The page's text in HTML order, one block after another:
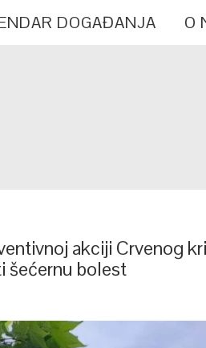
DOGAĐANJA O
akciji Crvenog
šećernu bolest